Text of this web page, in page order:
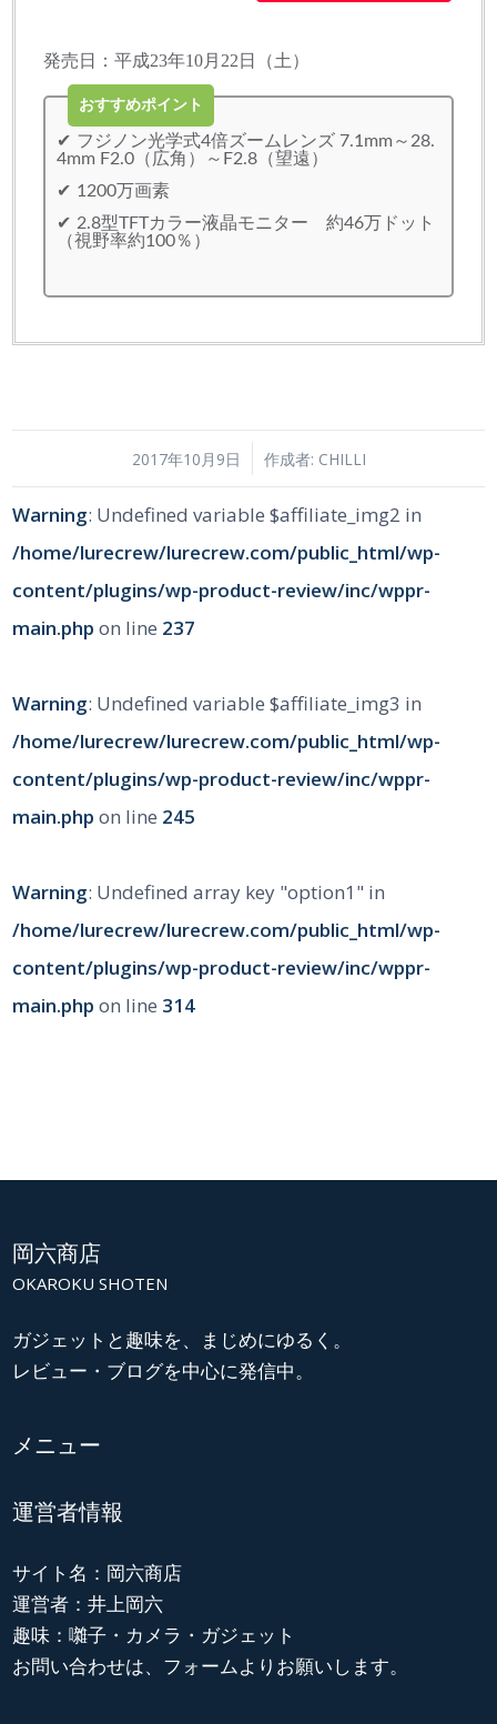
発売日：平成23年10月22日（土）
おすすめポイント
フジノン光学式4倍ズームレンズ 7.1mm～28.
4mm F2.0（広角）～F2.8（望遠）
1200万画素
2.8型TFTカラー液晶モニター 約46万ドット
（視野率約100％）
2017年10月9日
/ 作成者: CHILLI
Warning: Undefined variable $affiliate_img2 in
/home/lurecrew/lurecrew.com/public_html/wp-
content/plugins/wp-product-review/inc/wppr-
main.php on line 237
Warning: Undefined variable $affiliate_img3 in
/home/lurecrew/lurecrew.com/public_html/wp-
content/plugins/wp-product-review/inc/wppr-
main.php on line 245
Warning: Undefined array key "option1" in
/home/lurecrew/lurecrew.com/public_html/wp-
content/plugins/wp-product-review/inc/wppr-
main.php on line 314
岡六商店
OKAROKU SHOTEN
ガジェットと趣味を、まじめにゆるく。
レビュー・ブログを中心に発信中。
メニュー
運営者情報
サイト名：岡六商店
運営者：井上岡六
趣味：囃子・カメラ・ガジェット
お問い合わせは、フォームよりお願いします。